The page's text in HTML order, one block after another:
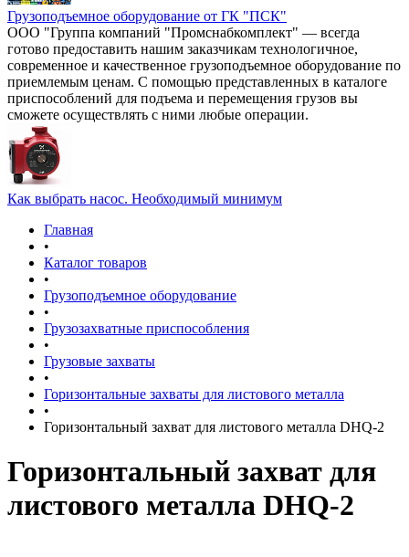
Грузоподъемное оборудование от ГК "ПСК"
ООО "Группа компаний "Промснабкомплект" — всегда
готово предоставить нашим заказчикам технологичное,
современное и качественное грузоподъемное оборудование по
приемлемым ценам. С помощью представленных в каталоге
приспособлений для подъема и перемещения грузов вы
сможете осуществлять с ними любые операции.
Как выбрать насос. Необходимый минимум
Главная
•
Каталог товаров
•
Грузоподъемное оборудование
•
Грузозахватные приспособления
•
Грузовые захваты
•
Горизонтальные захваты для листового металла
•
Горизонтальный захват для листового металла DHQ-2
Горизонтальный захват для
листового металла DHQ-2